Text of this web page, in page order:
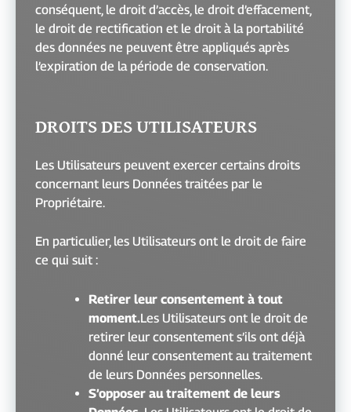
conséquent, le droit d’accès, le droit d’effacement,
le droit de rectification et le droit à la portabilité
des données ne peuvent être appliqués après
l’expiration de la période de conservation.
DROITS DES UTILISATEURS
Les Utilisateurs peuvent exercer certains droits
concernant leurs Données traitées par le
Propriétaire.
En particulier, les Utilisateurs ont le droit de faire
ce qui suit :
Retirer leur consentement à tout
moment.Les Utilisateurs ont le droit de
retirer leur consentement s’ils ont déjà
donné leur consentement au traitement
de leurs Données personnelles.
S’opposer au traitement de leurs